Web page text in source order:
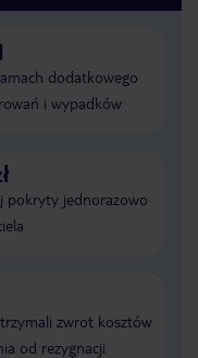
dodatkowego
i wypadków
pokryty jednorazowo
zwrot kosztów
od rezygnacji